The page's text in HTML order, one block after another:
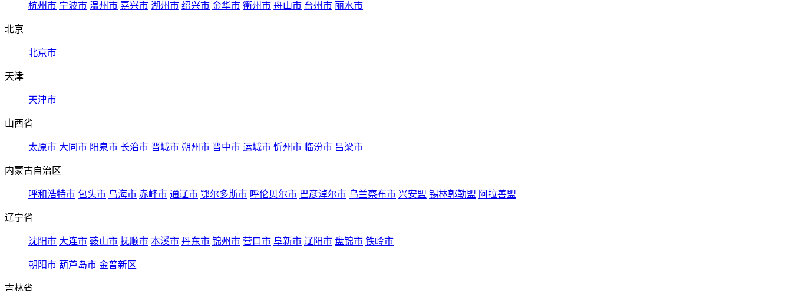
杭州市 宁波市 温州市 嘉兴市 湖州市 绍兴市 金华市 衢州市 舟山市 台州市 丽水市
北京
北京市
天津
天津市
山西省
太原市 大同市 阳泉市 长治市 晋城市 朔州市 晋中市 运城市 忻州市 临汾市 吕梁市
内蒙古自治区
呼和浩特市 包头市 乌海市 赤峰市 通辽市 鄂尔多斯市 呼伦贝尔市 巴彦淖尔市 乌兰察布市 兴安盟 锡林郭勒盟 阿拉善盟
辽宁省
沈阳市 大连市 鞍山市 抚顺市 本溪市 丹东市 锦州市 营口市 阜新市 辽阳市 盘锦市 铁岭市
朝阳市 葫芦岛市 金普新区
吉林省